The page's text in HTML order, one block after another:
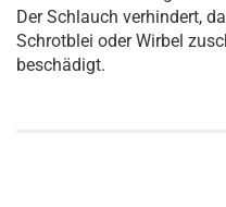
Der Schlauch verhindert,
Schrotblei oder Wirbel
beschädigt.